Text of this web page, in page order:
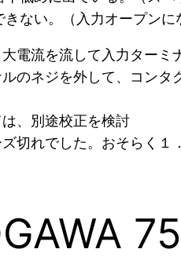
ない。（入力オープンに
電流を流して入力ター
のネジを外して、コン
、別途校正を検討
切れでした。おそらく１